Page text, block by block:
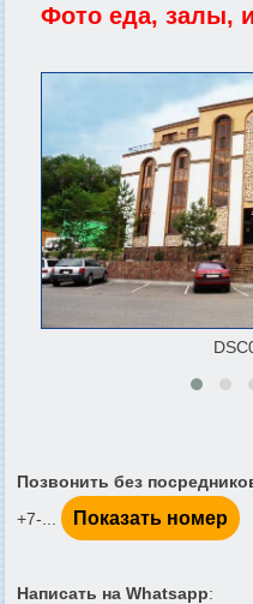
Фото еда, залы,
Позвонить без
+7-...
Показать номер
Написать на Whatsapp: